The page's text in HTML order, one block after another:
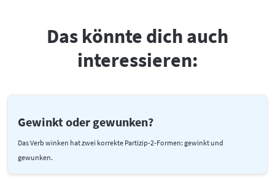
Das könnte dich auch
interessieren:
Gewinkt oder gewunken?
Das Verb winken hat zwei korrekte Partizip-2-Formen: gewinkt und
gewunken.